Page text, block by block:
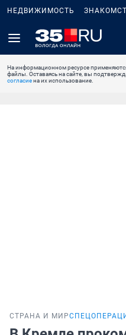
НЕДВИЖИМОСТЬ
На информационном ресурсе
файлы. Оставаясь на сайте, вы
согласиена их использование.
СТРАНА И МИР